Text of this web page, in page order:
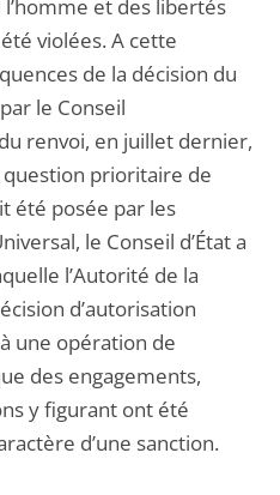
et des libertés
violées. A cette
de la décision du
le Conseil
renvoi, en juillet dernier,
question prioritaire de
été posée par les
le Conseil d’État a
l’Autorité de la
d’autorisation
une opération de
des engagements,
y figurant ont été
d’une sanction.